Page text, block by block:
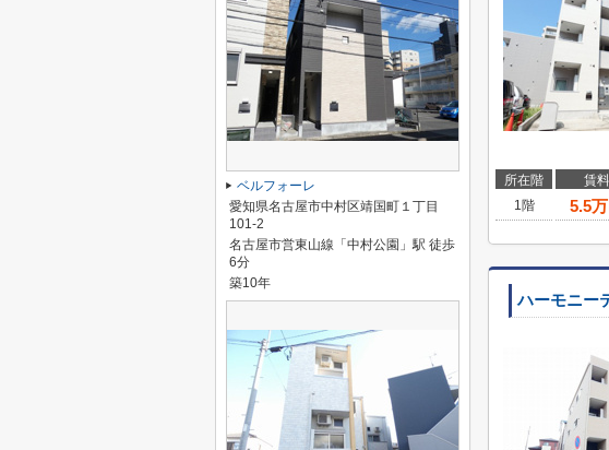
所在階 賃料
1階
5.5
ハーモニー
ベルフォーレ
愛知県名古屋市中村区靖国町１丁目
101-2
名古屋市営東山線「中村公園」駅 徒歩
6分
築10年